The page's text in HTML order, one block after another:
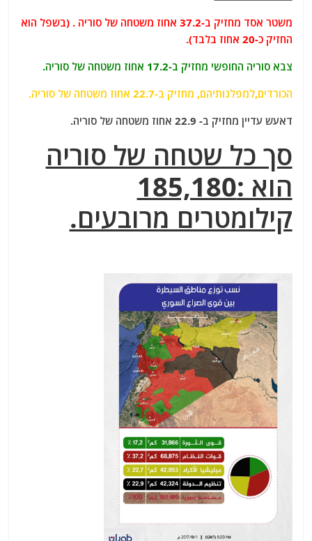
A
p
p
ra
m
b
o
k
משטר אסד מחזיק ב-37.2 אחוז משטחה של סוריה . (בשפל הוא
החזיק כ-20 אחוז בלבד).
צבא סוריה החופשי מחזיק ב-17.2 אחוז משטחה של סוריה.
הכורדים,למפלגותיהם, מחזיק ב-22.7 אחוז משטחה של סוריה.
דאעש עדיין מחזיק ב- 22.9 אחוז משטחה של סוריה.
סך כל שטחה של סוריה
הוא :185,180
קילומטרים מרובעים.